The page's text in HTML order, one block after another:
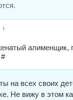
↑
алименщик,
#
на всех своих
Не вижу в этом